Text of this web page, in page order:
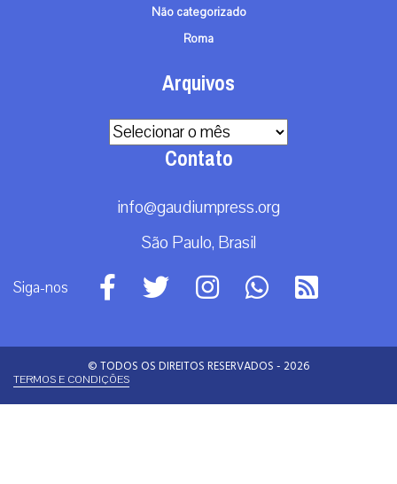
Não categorizado
Roma
Arquivos
Arquivos
Contato
info@gaudiumpress.org
São Paulo, Brasil
Siga-nos
© TODOS OS DIREITOS RESERVADOS - 2026
TERMOS E CONDIÇÕES